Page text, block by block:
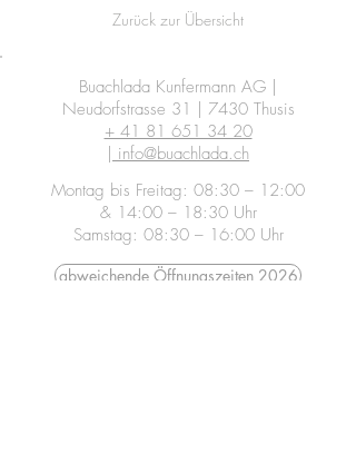
Zurück zur Übersicht
Buachlada Kunfermann AG |
Neudorfstrasse 31 | 7430 Thusis
+ 41 81 651 34 20
info@buachlada.ch
Montag bis Freitag: 08:30 – 12:00
& 14:00 – 18:30 Uhr
Samstag: 08:30 – 16:00 Uhr
abweichende Öffnungszeiten 2026